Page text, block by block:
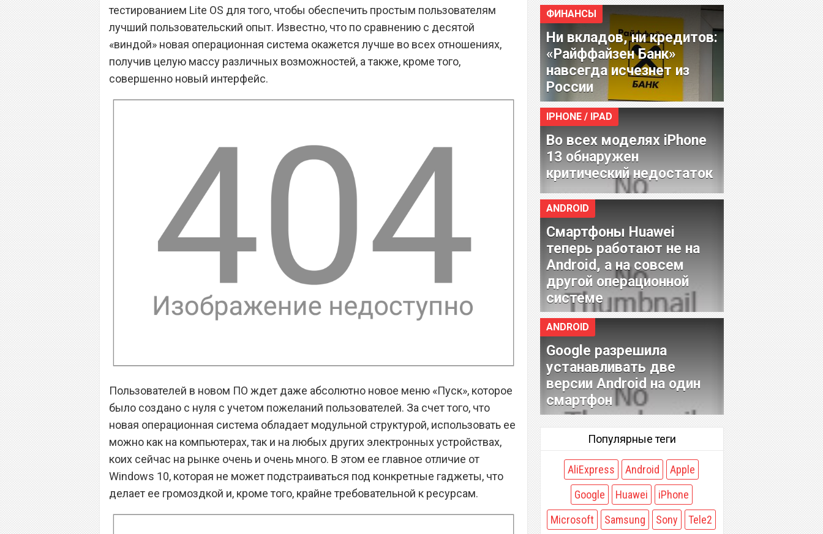
тестированием Lite OS для того, чтобы обеспечить простым пользователям
лучший пользовательский опыт. Известно, что по сравнению с десятой
«виндой» новая операционная система окажется лучше во всех отношениях,
получив целую массу различных возможностей, а также, кроме того,
совершенно новый интерфейс.
Пользователей в новом ПО ждет даже абсолютно новое меню «Пуск», которое
было создано с нуля с учетом пожеланий пользователей. За счет того, что
новая операционная система обладает модульной структурой, использовать ее
можно как на компьютерах, так и на любых других электронных устройствах,
коих сейчас на рынке очень и очень много. В этом ее главное отличие от
Windows 10, которая не может подстраиваться под конкретные гаджеты, что
делает ее громоздкой и, кроме того, крайне требовательной к ресурсам.
ФИНАНСЫ
Ни вкладов, ни кредитов:
«Райффайзен Банк»
навсегда исчезнет из
России
IPHONE / IPAD
Во всех моделях iPhone
13 обнаружен
критический недостаток
ANDROID
Смартфоны Huawei
теперь работают не на
Android, а на совсем
другой операционной
системе
ANDROID
Google разрешила
устанавливать две
версии Android на один
смартфон
Популярные теги
AliExpress Android
Apple
Google
Huawei
iPhone
Microsoft
Samsung Sony
Tele2